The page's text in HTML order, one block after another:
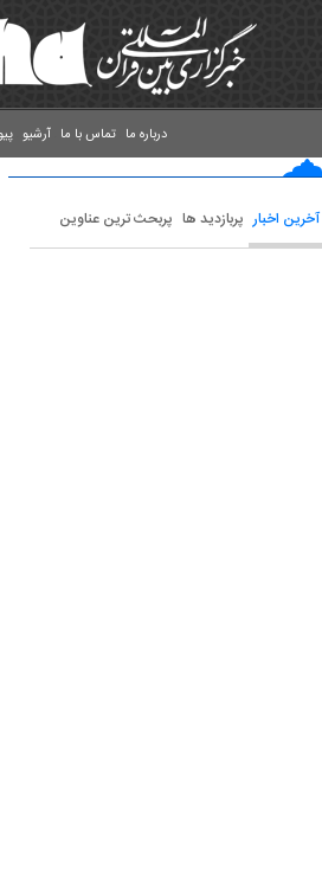
آرشیو تماس با ما درباره ما
آخرین اخبار پربازدید ها پربحث ترین عناوین